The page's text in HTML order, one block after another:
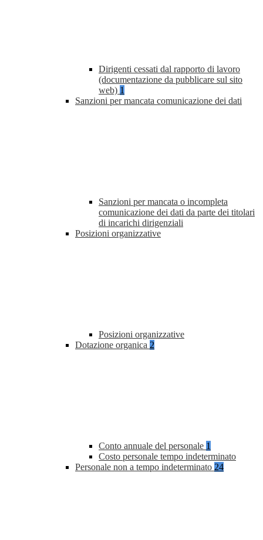
Dirigenti cessati dal rapporto di lavoro
(documentazione da pubblicare sul sito
web) 1
Sanzioni per mancata comunicazione dei dati
Sanzioni per mancata o incompleta
comunicazione dei dati da parte dei titolari
di incarichi dirigenziali
Posizioni organizzative
Posizioni organizzative
Dotazione organica 2
Conto annuale del personale 1
Costo personale tempo indeterminato
Personale non a tempo indeterminato 24